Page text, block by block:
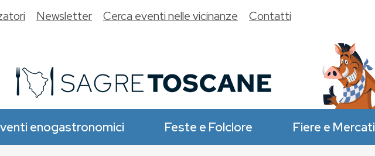
enogastronomici Feste e Folclore Fiere e Mercati
Newsletter Cerca eventi nelle vicinanze Contatti